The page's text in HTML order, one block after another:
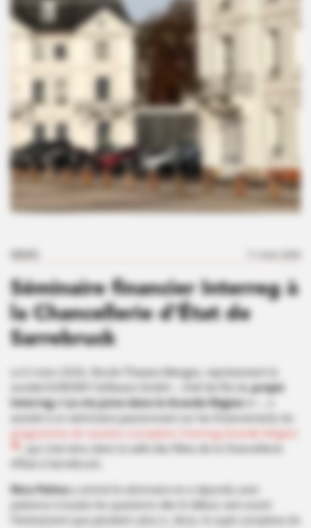
Séminaire financier Interreg à
la Chancellerie d’État de
Sarrebruck
Le 6 mars 2026, Nicole Thewes-Menges, représentant la
société EUROKEY Software GmbH – chef de file duprojet
Interreg « La vie juive dans la Grande Région »
assisté à un séminaire passionnant sur les financements du
programme de soutien européen Interreg Grande Région
, qui s’est tenu dans la salle des fêtes de la Chancellerie
Nico Palmaa animé le séminaire et a répondu avec
patience à toutes les questions dès le début, tant avant
l’événement que pendant celui-ci. Ainsi, le sujet complexe du